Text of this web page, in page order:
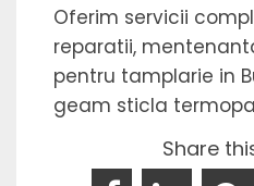
Oferim servicii
reparatii,
pentru tamplarie in
geam sticla
Share